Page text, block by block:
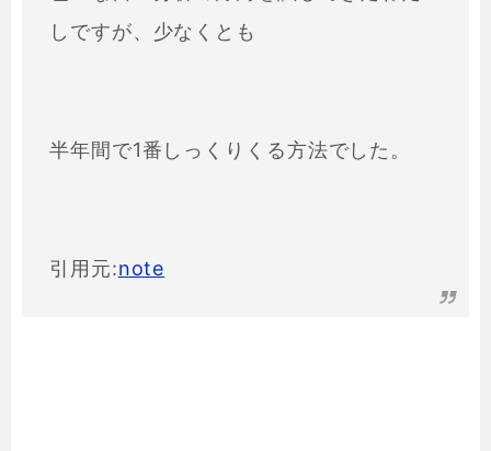
しですが、少なくとも
半年間で1番しっくりくる方法でした。
引用元:note